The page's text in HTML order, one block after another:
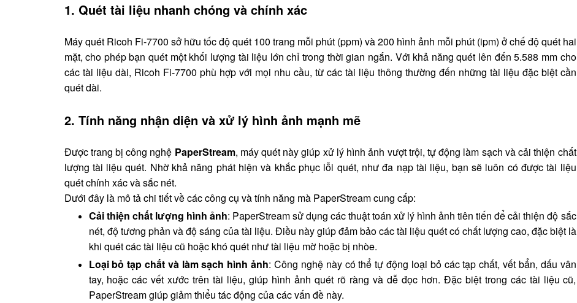
1. Quét tài liệu nhanh chóng và chính xác
Máy quét Ricoh Fi-7700 sở hữu tốc độ quét 100 trang mỗi phút (ppm) và 200 hình ảnh mỗi phút (ipm) ở chế độ quét hai
mặt, cho phép bạn quét một khối lượng tài liệu lớn chỉ trong thời gian ngắn. Với khả năng quét lên đến 5.588 mm cho
các tài liệu dài, Ricoh Fi-7700 phù hợp với mọi nhu cầu, từ các tài liệu thông thường đến những tài liệu đặc biệt cần
quét dài.
2. Tính năng nhận diện và xử lý hình ảnh mạnh mẽ
Được trang bị công nghệ PaperStream, máy quét này giúp xử lý hình ảnh vượt trội, tự động làm sạch và cải thiện chất
lượng tài liệu quét. Nhờ khả năng phát hiện và khắc phục lỗi quét, như đa nạp tài liệu, bạn sẽ luôn có được tài liệu
quét chính xác và sắc nét.
Dưới đây là mô tả chi tiết về các công cụ và tính năng mà PaperStream cung cấp:
Cải thiện chất lượng hình ảnh: PaperStream sử dụng các thuật toán xử lý hình ảnh tiên tiến để cải thiện độ sắc
nét, độ tương phản và độ sáng của tài liệu. Điều này giúp đảm bảo các tài liệu quét có chất lượng cao, đặc biệt là
khi quét các tài liệu cũ hoặc khó quét như tài liệu mờ hoặc bị nhòe.
Loại bỏ tạp chất và làm sạch hình ảnh: Công nghệ này có thể tự động loại bỏ các tạp chất, vết bẩn, dấu vân
tay, hoặc các vết xước trên tài liệu, giúp hình ảnh quét rõ ràng và dễ đọc hơn. Đặc biệt trong các tài liệu cũ,
PaperStream giúp giảm thiểu tác động của các vấn đề này.